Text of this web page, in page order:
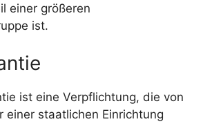
einer größeren
ist.
ist eine Verpflichtung, die von
einer staatlichen Einrichtung